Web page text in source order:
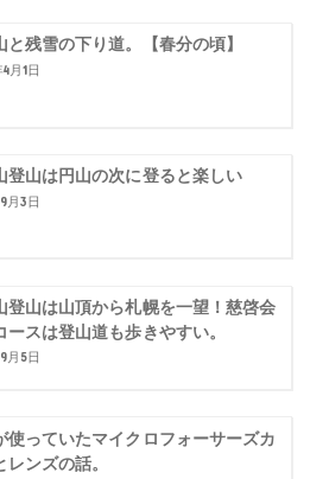
と残雪の下り道。【春分の頃】
月1日
登山は円山の次に登ると楽しい
月3日
登山は山頂から札幌を一望！慈啓会
ースは登山道も歩きやすい。
月5日
使っていたマイクロフォーサーズカ
レンズの話。